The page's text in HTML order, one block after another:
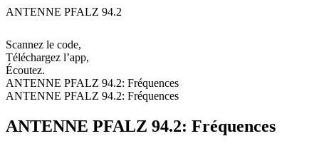
ANTENNE PFALZ 94.2
Scannez le code,
Téléchargez l’app,
Écoutez.
ANTENNE PFALZ 94.2: Fréquences
ANTENNE PFALZ 94.2: Fréquences
ANTENNE PFALZ 94.2: Fréquences